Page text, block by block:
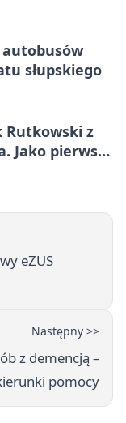
autobusów
słupskiego
Rutkowski z
Jako pierwszy
eZUS
Następny >>
z demencją –
pomocy